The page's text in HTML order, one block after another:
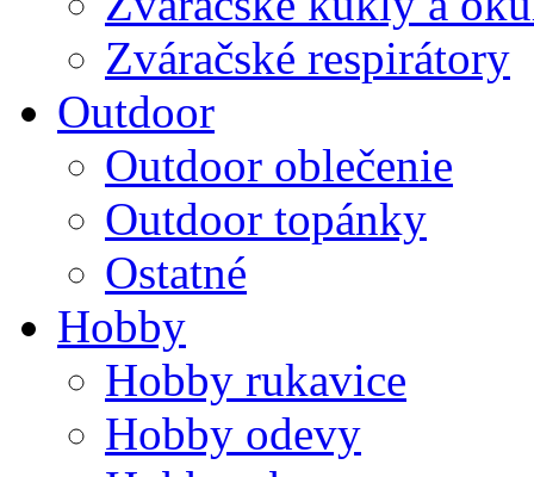
Zváračské respirátory
Outdoor
Outdoor oblečenie
Outdoor topánky
Ostatné
Hobby
Hobby rukavice
Hobby odevy